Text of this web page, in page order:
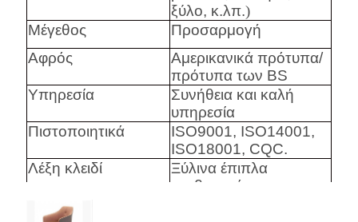
ξύλο, κ.λπ.)
Μέγεθος
Προσαρμογή
Αφρός
Αμερικανικά πρότυπα/
πρότυπα των BS
Υπηρεσία
Συνήθεια και καλή
υπηρεσία
Πιστοποιητικά
ISO9001, ISO14001,
ISO18001, CQC.
Λέξη κλειδί
Ξύλινα έπιπλα
κρεβατοκάμαρων